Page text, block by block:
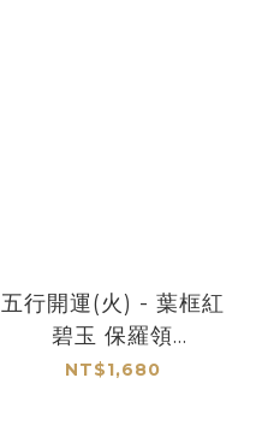
五行開運(火) - 葉框紅
碧玉 保羅領
帶/BoloTie/美式領帶
NT$1,680